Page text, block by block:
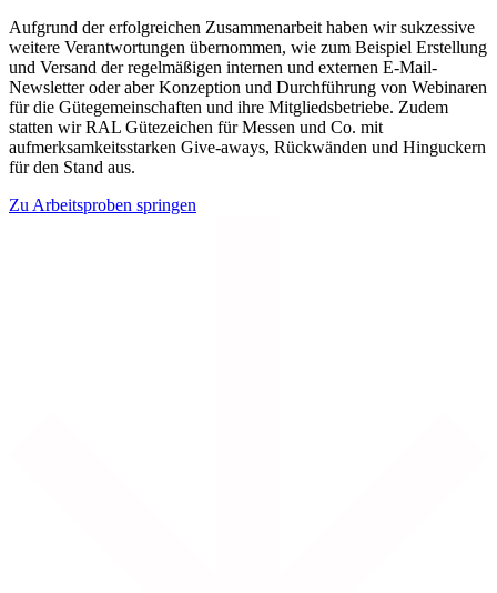
Aufgrund der erfolgreichen Zusammenarbeit haben wir sukzessive
weitere Verantwortungen übernommen, wie zum Beispiel Erstellung
und Versand der regelmäßigen internen und externen E-Mail-
Newsletter oder aber Konzeption und Durchführung von Webinaren
für die Gütegemeinschaften und ihre Mitgliedsbetriebe. Zudem
statten wir RAL Gütezeichen für Messen und Co. mit
aufmerksamkeitsstarken Give-aways, Rückwänden und Hinguckern
für den Stand aus.
Zu Arbeitsproben springen